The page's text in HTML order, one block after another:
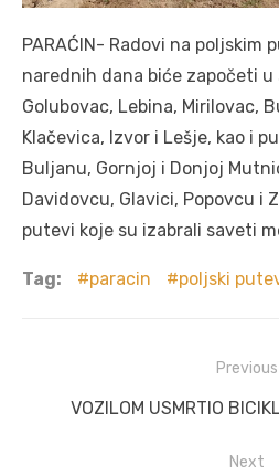
PARAĆIN- Radovi na poljskim
narednih dana biće započeti u
Golubovac, Lebina, Mirilovac,
Klačevica, Izvor i Lešje, kao i
Buljanu, Gornjoj i Donjoj
Davidovcu, Glavici, Popovcu i
putevi koje su izabrali saveti
Tag: paracin poljski
navigation
Previous
Previous
VOZILOM USMRTIO
Next